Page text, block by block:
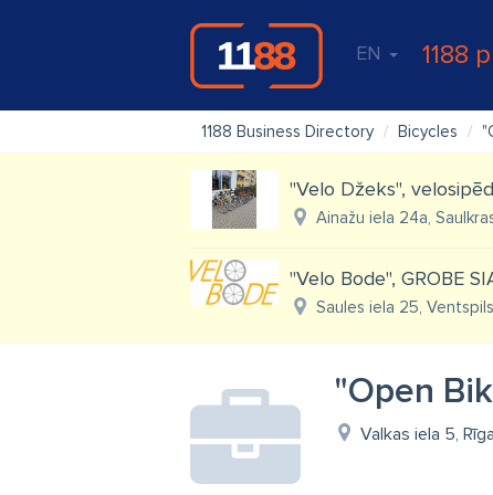
EN 1188
1188 Business Directory Bicycles
"Velo Džeks",
Ainažu iela 24a,
"Velo Bode", GROBE
Saules iela 25,
"Open
Valkas iela 5,